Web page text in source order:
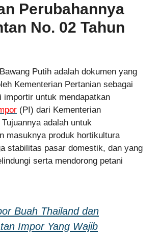
Perubahannya
No. 02 Tahun
Putih adalah dokumen yang
Kementerian Pertanian sebagai
importir untuk mendapatkan
(PI) dari Kementerian
Tujuannya adalah untuk
masuknya produk hortikultura
stabilitas pasar domestik, dan yang
serta mendorong petani
Buah Thailand dan
Impor Yang Wajib